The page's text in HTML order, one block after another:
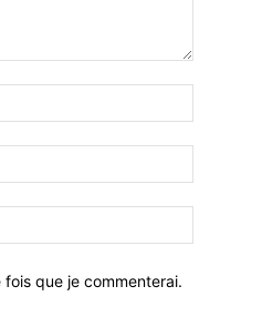
que je commenterai.